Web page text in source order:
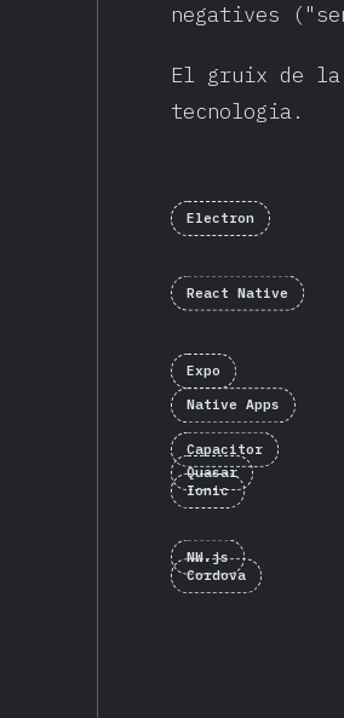
negatives
El gruix de la
tecnologia.
Electron
React Native
Expo
Native Apps
Capacitor
Quasar
Ionic
NW.js
Cordova